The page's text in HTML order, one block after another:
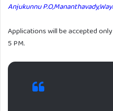
Anjukunnu
Applications will be accepted
5 PM.